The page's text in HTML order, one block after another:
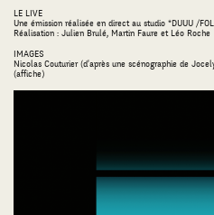
LE LIVE
Une émission réalisée en direct au studio *DUUU /
Réalisation : Julien Brulé, Martin Faure et Léo Roche
IMAGES
Nicolas Couturier (d'après une scénographie de
(affiche)